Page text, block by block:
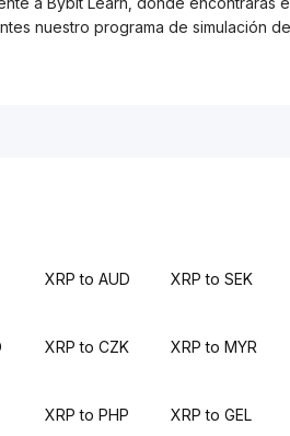
nuestro programa de simulación
XRP to AUD XRP to SEK
XRP to CZK XRP to MYR
XRP to PHP XRP to GEL